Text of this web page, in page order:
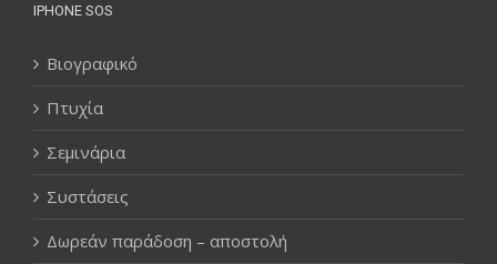
IPHONE SOS
Βιογραφικό
Πτυχία
Σεμινάρια
Συστάσεις
Δωρεάν παράδοση – αποστολή